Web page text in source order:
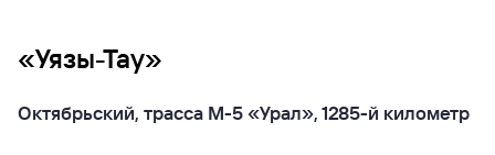
«Уязы-Тау»
Октябрьский, трасса М-5 «Урал», 1285-й километр